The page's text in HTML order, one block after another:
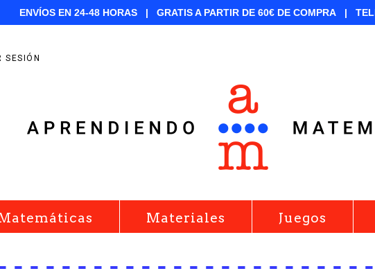
ENVÍOS EN 24-48 HORAS | GRATIS A PARTIR DE 60€ DE COMPRA |
SESIÓN
Materiales Juegos